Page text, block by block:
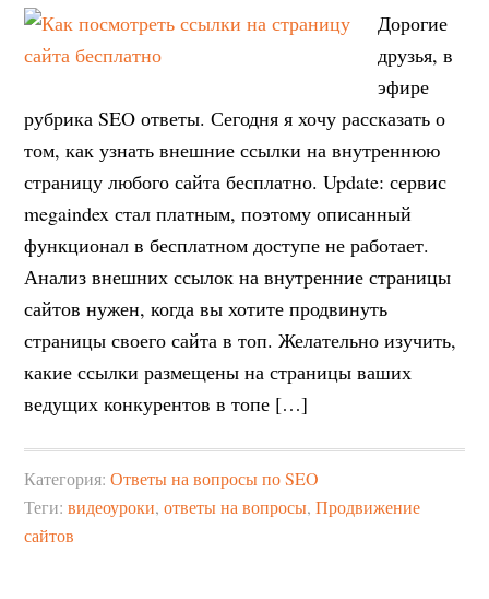
Дорогие
друзья, в
эфире
рубрика SEO ответы. Сегодня я хочу рассказать о
том, как узнать внешние ссылки на внутреннюю
страницу любого сайта бесплатно. Update: сервис
megaindex стал платным, поэтому описанный
функционал в бесплатном доступе не работает.
Анализ внешних ссылок на внутренние страницы
сайтов нужен, когда вы хотите продвинуть
страницы своего сайта в топ. Желательно изучить,
какие ссылки размещены на страницы ваших
ведущих конкурентов в топе […]
Категория:Ответы на вопросы по SEO
Теги:видеоуроки,ответы на вопросы,Продвижение
сайтов